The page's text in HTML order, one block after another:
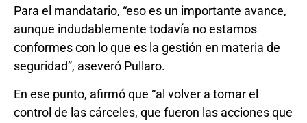
Para el mandatario, “eso es un importante avance,
aunque indudablemente todavía no estamos
conformes con lo que es la gestión en materia de
seguridad”, aseveró Pullaro.
En ese punto, afirmó que “al volver a tomar el
control de las cárceles, que fueron las acciones que